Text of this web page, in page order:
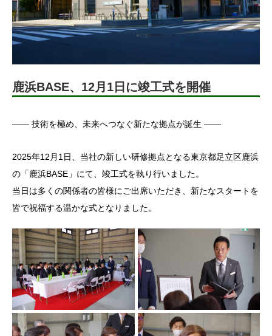
鹿浜BASE、12月1日に竣工式を開催
―― 技術を極め、未来へつなぐ新たな拠点が誕生 ――
2025年12月1日、当社の新しい研修拠点となる東京都足立区鹿浜
の「鹿浜BASE」にて、竣工式を執り行いました。
当日は多くの関係者の皆様にご出席いただき、新たなスタートを
皆で祝福する温かな式となりました。